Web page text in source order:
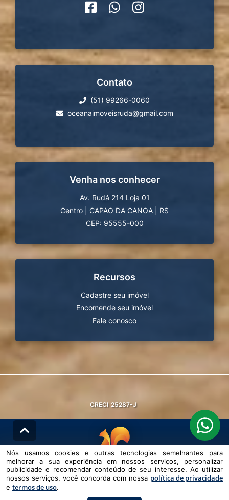
Contato
(51) 99266-0060
oceanaimoveisruda@gmail.com
Venha nos conhecer
Av. Rudá 214 Loja 01
Centro
CAPAO DA CANOA
RS
CEP: 95555-000
Recursos
Cadastre seu imóvel
Encomende seu imóvel
Fale conosco
CRECI 25287-J
© DESENVOLVIDO PELAAGIL.NET
Nós usamos cookies e outras tecnologias semelhantes para melhorar a
sua experiência em nossos serviços, personalizar publicidade e
Nós usamos cookies e outras tecnologias semelhantes para
melhorar a sua experiência em nossos serviços, personalizar
publicidade e recomendar conteúdo de seu interesse. Ao utilizar
nossos serviços, você concorda com nossa política de privacidade
e termos de uso.